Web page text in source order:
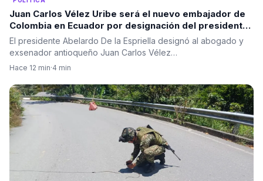
Juan Carlos Vélez Uribe será el nuevo embajador de
Colombia en Ecuador por designación del presidente
Abelardo De la Espriella
El presidente Abelardo De la Espriella designó al abogado y
exsenador antioqueño Juan Carlos Vélez…
Hace 12 min·4 min